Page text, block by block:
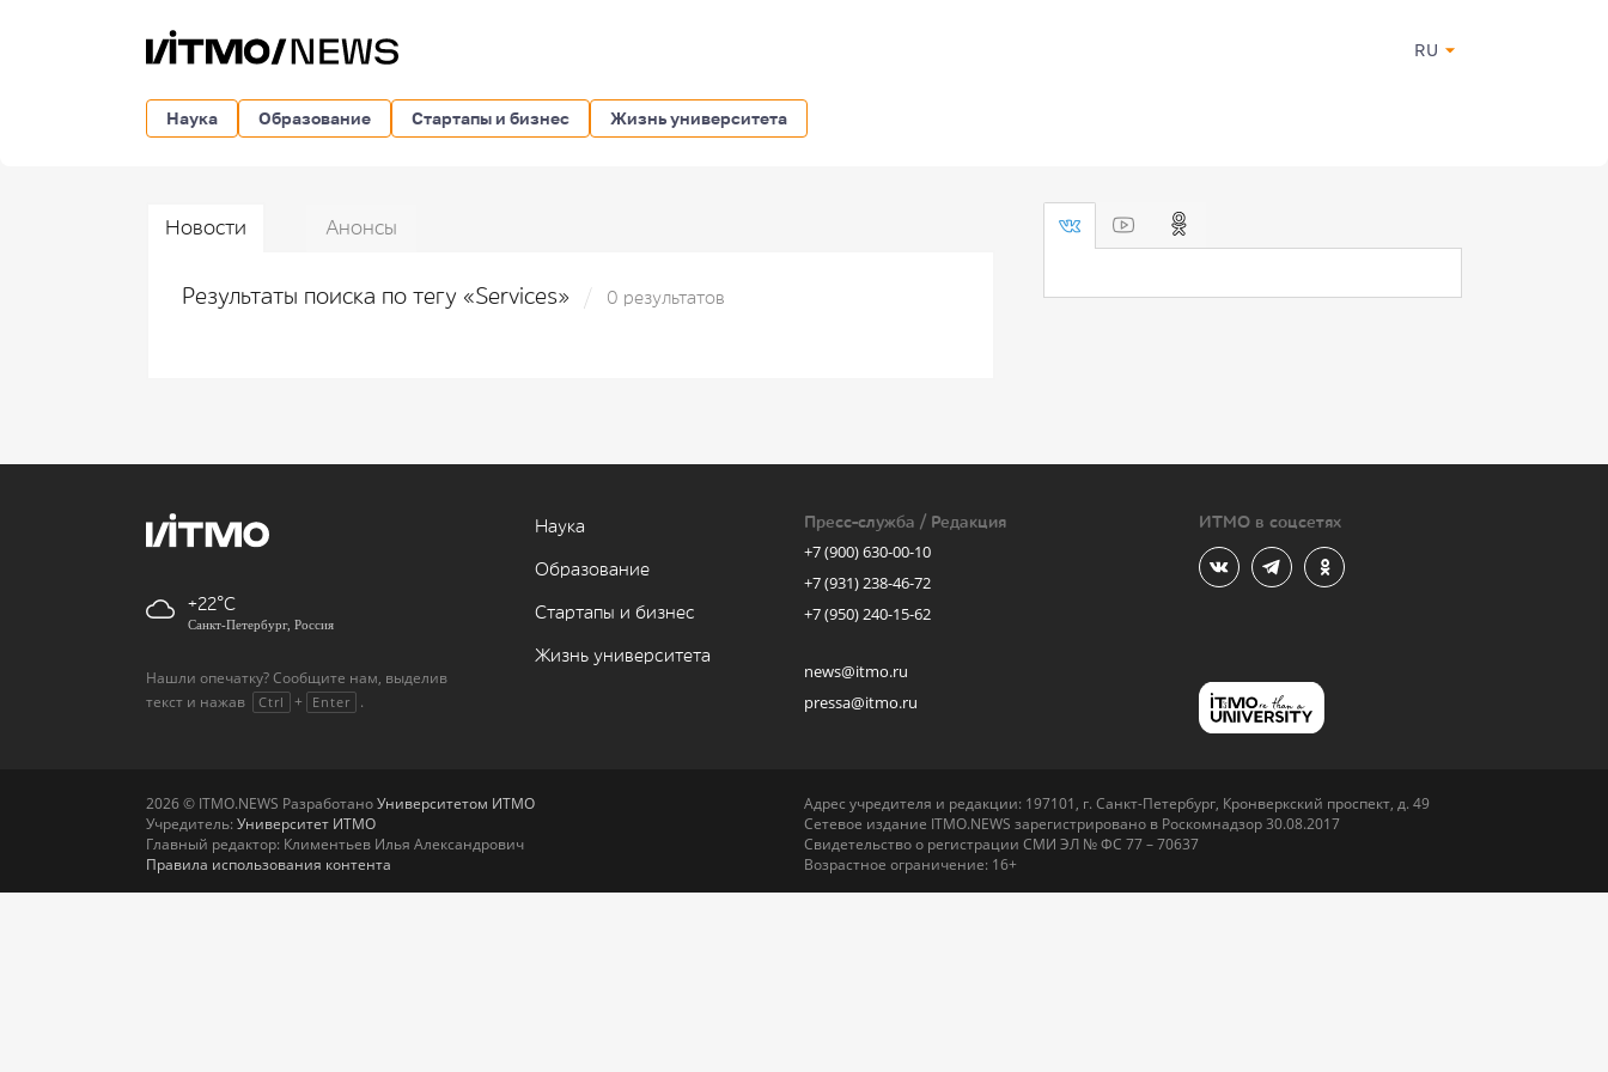
RU
Наука Образование Стартапы и бизнес Жизнь университета
Новости Анонсы
Результаты поиска по тегу «Services» 0 результатов
+22
Санкт-Петербург, Россия
Нашли опечатку? Сообщите нам, выделив
текст и нажав
Ctrl + Enter .
Наука
Образование
Стартапы и бизнес
Жизнь университета
Пресс-служба / Редакция
+7 (900) 630-00-10
+7 (931) 238-46-72
+7 (950) 240-15-62
news@itmo.ru
pressa@itmo.ru
ИТМО в соцсетях
2026 © ITMO.NEWS РазработаноУниверситетом ИТМО
Учредитель: Университет ИТМО
Главный редактор: Климентьев Илья Александрович
Правила использования контента
Адрес учредителя и редакции: 197101, г. Санкт-Петербург, Кронверкский проспект, д. 49
Сетевое издание ITMO.NEWS зарегистрировано в Роскомнадзор 30.08.2017
Свидетельство о регистрации СМИ ЭЛ № ФС 77 – 70637
Возрастное ограничение: 16+